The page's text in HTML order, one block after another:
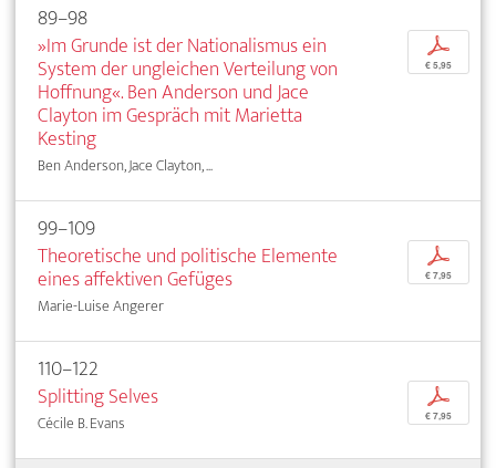
89–98
»Im Grunde ist der Nationalismus ein
System der ungleichen Verteilung von
Hoffnung«. Ben Anderson und Jace
Clayton im Gespräch mit Marietta
Kesting
Ben Anderson, Jace Clayton, ...
p
€ 5,95
99–109
Theoretische und politische Elemente
eines affektiven Gefüges
Marie-Luise Angerer
p
€ 7,95
110–122
Splitting Selves
Cécile B. Evans
p
€ 7,95